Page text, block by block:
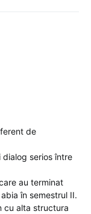
de
serios între
au terminat
în semestrul II.
cu alta structura